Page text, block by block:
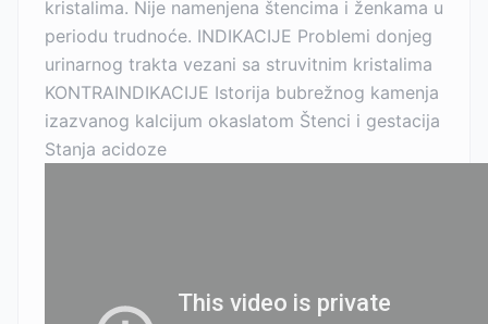
kristalima. Nije namenjena štencima i ženkama u
periodu trudnoće. INDIKACIJE Problemi donjeg
urinarnog trakta vezani sa struvitnim kristalima
KONTRAINDIKACIJE Istorija bubrežnog kamenja
izazvanog kalcijum okaslatom Štenci i gestacija
Stanja acidoze